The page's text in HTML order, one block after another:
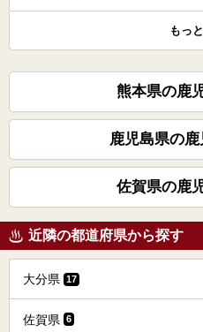
もっ
熊本県の鹿
鹿児島県の
佐賀県の鹿
近隣の都道府県から探す
大分県 17
佐賀県 6